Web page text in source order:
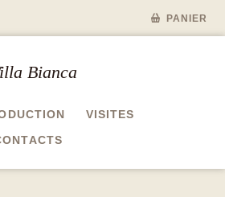
PANIER
Bianca
VISITES